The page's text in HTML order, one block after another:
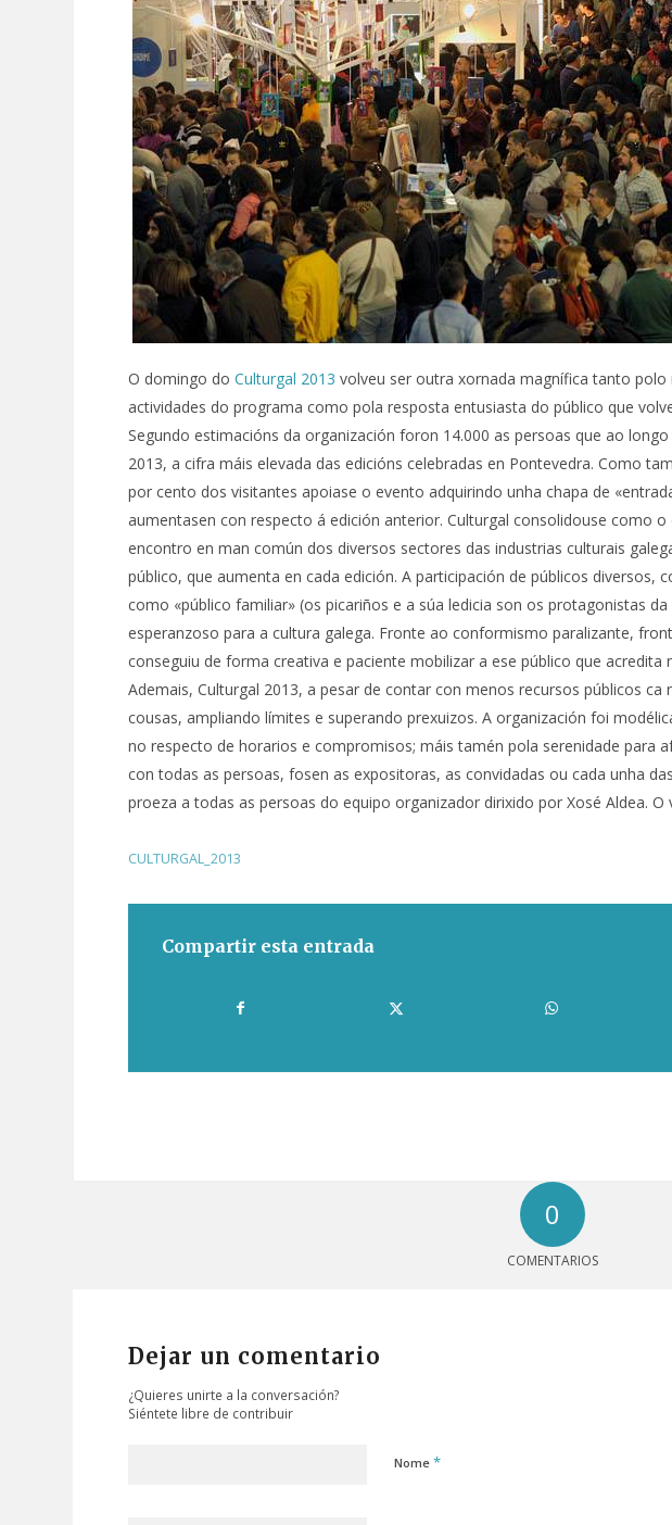
O domingo do Culturgal 2013 volveu ser outra xornada magnífica tanto polo
actividades do programa como pola resposta entusiasta do público que
Segundo estimacións da organización foron 14.000 as persoas que ao
2013, a cifra máis elevada das edicións celebradas en Pontevedra. Como
por cento dos visitantes apoiase o evento adquirindo unha chapa de
aumentasen con respecto á edición anterior. Culturgal consolidouse como
encontro en man común dos diversos sectores das industrias culturais
público, que aumenta en cada edición. A participación de públicos diversos,
como «público familiar» (os picariños e a súa ledicia son os protagonistas
esperanzoso para a cultura galega. Fronte ao conformismo paralizante,
conseguiu de forma creativa e paciente mobilizar a ese público que
Ademais, Culturgal 2013, a pesar de contar con menos recursos públicos
cousas, ampliando límites e superando prexuizos. A organización foi
no respecto de horarios e compromisos; máis tamén pola serenidade para
con todas as persoas, fosen as expositoras, as convidadas ou cada unha
proeza a todas as persoas do equipo organizador dirixido por Xosé Aldea. O
CULTURGAL_2013
Compartir esta entrada
0
COMENTARIOS
Dejar un comentario
¿Quieres unirte a la conversación?
Siéntete libre de contribuir
Nome *